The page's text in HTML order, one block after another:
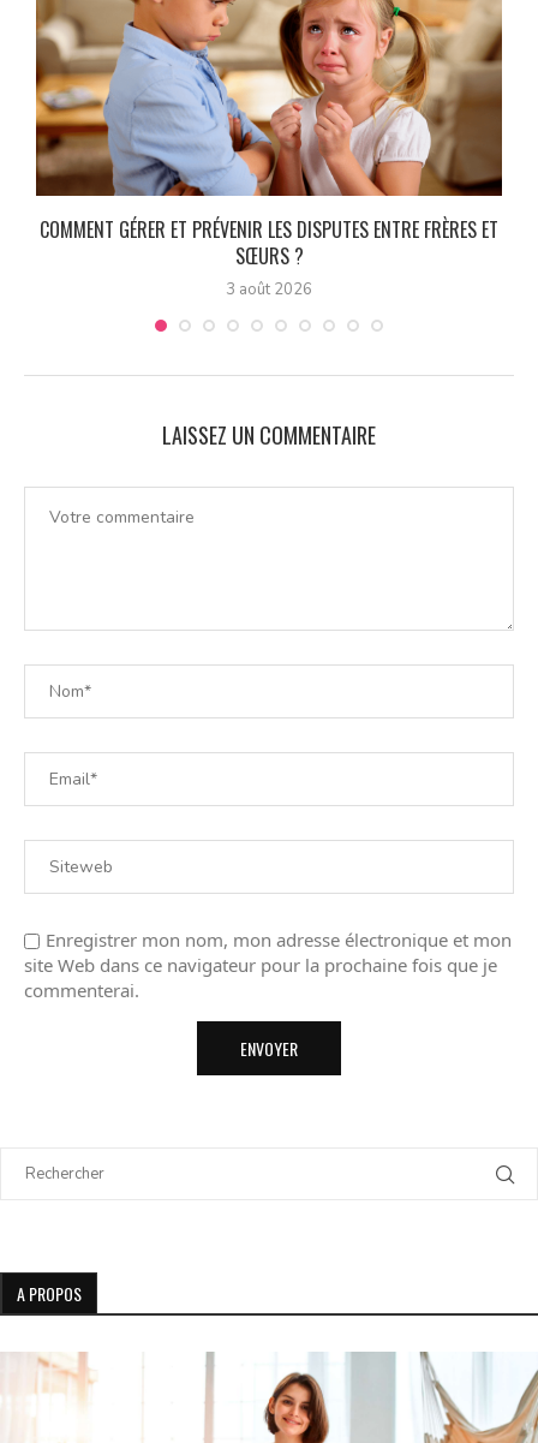
COMMENT GÉRER ET PRÉVENIR LES DISPUTES ENTRE FRÈRES ET
SŒURS ?
3 août 2026
LAISSEZ UN COMMENTAIRE
Enregistrer mon nom, mon adresse électronique et mon
site Web dans ce navigateur pour la prochaine fois que je
commenterai.
A PROPOS